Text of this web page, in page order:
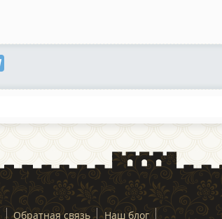
Обратная связь Наш блог